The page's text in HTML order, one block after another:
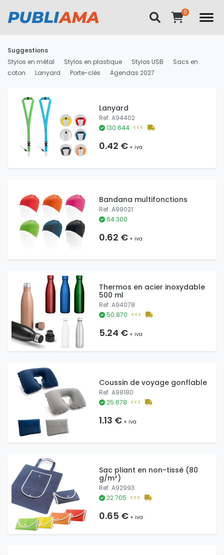
Suggestions
Stylos en métal
Stylos en plastique Stylos USB
Sacs en
coton
Lanyard Porte-clés Agendas 2027
Lanyard
Ref. A94402
130.644 <<<
0.42 €+ iva
Bandana multifonctions
Ref. A99021
64.300
0.62 €+ iva
Thermos en acier inoxydable
500 ml
Ref. A94078
50.870 <<<
5.24 €+ iva
Coussin de voyage gonflable
Ref. A98180
25.678 <<<
1.13 €+ iva
Sac pliant en non-tissé (80
g/m²)
Ref. A92993
22.705 <<<
0.65 €+ iva